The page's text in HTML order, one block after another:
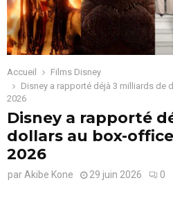
Accueil
Films Disney
Disney a rapporté déjà 3 milliards de
2026
Disney a rapporté
dollars au box-
2026
parAkibe Kone 29 juin 2026 0